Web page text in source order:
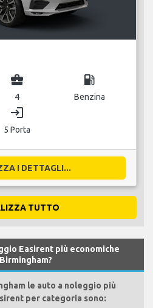
business_center
4
local_gas_station
Benzina
login
5 Porta
I DETTAGLI...
TUTTO
Easirent più economiche
le auto a noleggio più
per categoria sono: